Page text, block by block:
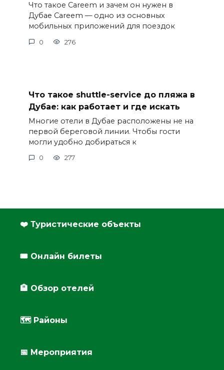
Что такое Careem и зачем он нужен в
Дубае Careem — одно из основных
мобильных приложений для поездок
0 276
Что такое shuttle-service до пляжа в
Дубае: как работает и где искать
Многие отели в Дубае расположены не на
первой береговой линии. Чтобы гости
могли удобно добираться к
0 277
❤️ Туристические объекты
🎟️ Онлайн билеты
🏨 Обзор отелей
🗺 Районы
📅 Мероприятия